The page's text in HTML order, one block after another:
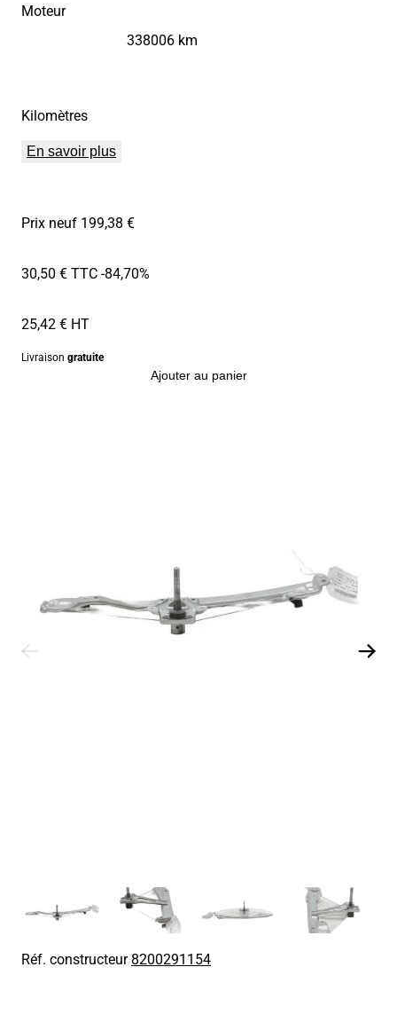
Moteur
Kilomètres
338006 km
En savoir plus
Prix neuf 199,38 €
30,50 € TTC-84,70%
25,42 € HT
Livraison gratuite
Ajouter au panier
Réf. constructeur8200291154